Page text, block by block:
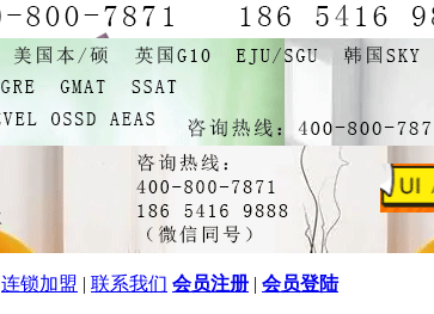
连锁加盟 | 联系我们 会员注册 | 会员登陆